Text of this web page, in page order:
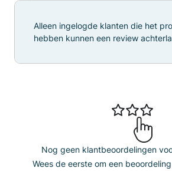
Nog geen klantbeoordelingen
Wees de eerste om een
Alleen ingelogde klanten die het
hebben kunnen een review